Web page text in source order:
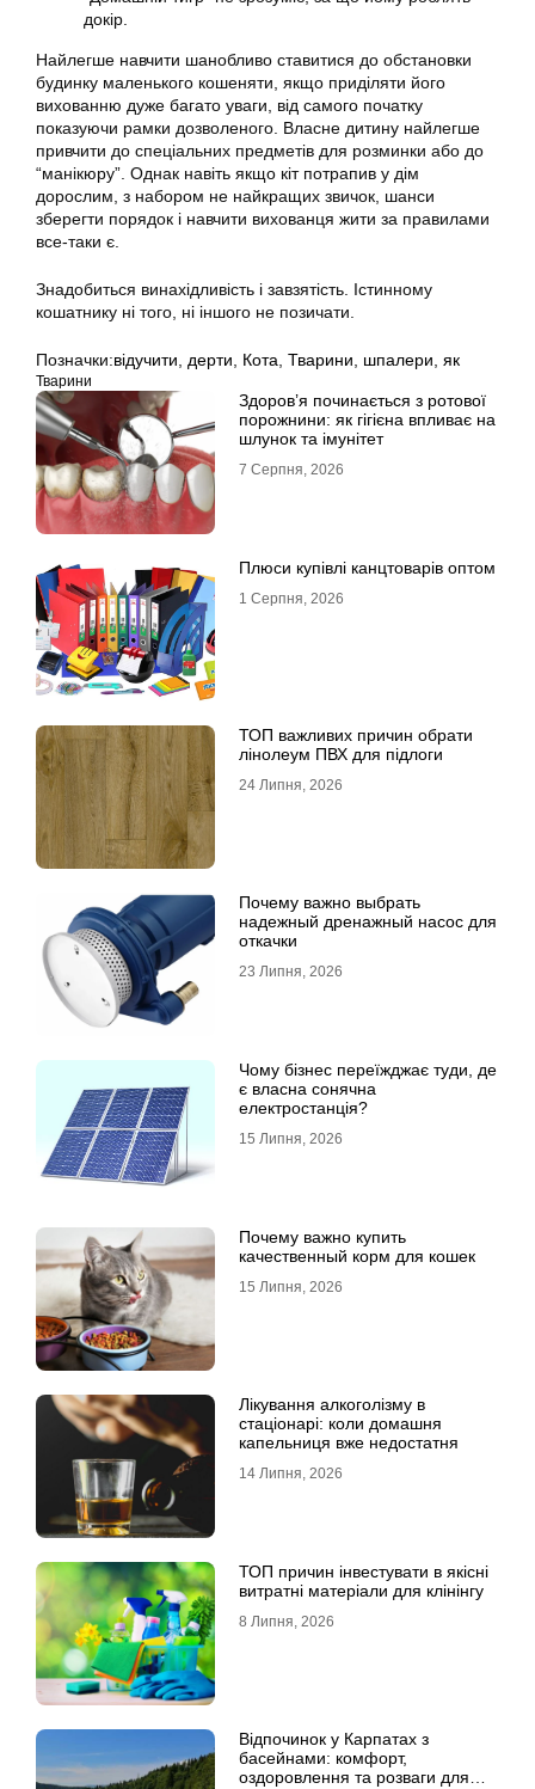
докір.
Найлегше навчити шанобливо ставитися до обстановки
будинку маленького кошеняти, якщо приділяти його
вихованню дуже багато уваги, від самого початку
показуючи рамки дозволеного. Власне дитину найлегше
привчити до спеціальних предметів для розминки або до
“манікюру”. Однак навіть якщо кіт потрапив у дім
дорослим, з набором не найкращих звичок, шанси
зберегти порядок і навчити вихованця жити за правилами
все-таки є.
Знадобиться винахідливість і завзятість. Істинному
кошатнику ні того, ні іншого не позичати.
Позначки:відучити дерти Кота Тварини шпалери як
Тварини
Здоров’я починається з ротової
порожнини: як гігієна впливає на
шлунок та імунітет
7 Серпня, 2026
Плюси купівлі канцтоварів оптом
1 Серпня, 2026
ТОП важливих причин обрати
лінолеум ПВХ для підлоги
24 Липня, 2026
Почему важно выбрать
надежный дренажный насос для
откачки
23 Липня, 2026
Чому бізнес переїжджає туди, де
є власна сонячна
електростанція?
15 Липня, 2026
Почему важно купить
качественный корм для кошек
15 Липня, 2026
Лікування алкоголізму в
стаціонарі: коли домашня
капельниця вже недостатня
14 Липня, 2026
ТОП причин інвестувати в якісні
витратні матеріали для клінінгу
8 Липня, 2026
Відпочинок у Карпатах з
басейнами: комфорт,
оздоровлення та розваги для